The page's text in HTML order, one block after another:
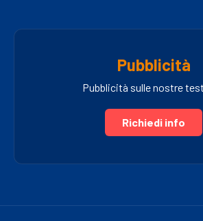
Pubblicità
Pubblicità sulle nostre
Richiedi info